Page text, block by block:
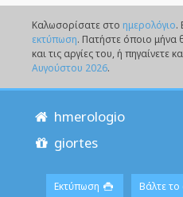
Καλωσορίσατε στο ημερολόγιο.
εκτύπωση. Πατήστε όποιο μήνα
και τις αργίες του, ή πηγαίνετε
Αυγούστου 2026.
hmerologio
giortes
Εκτύπωση Βάλτε